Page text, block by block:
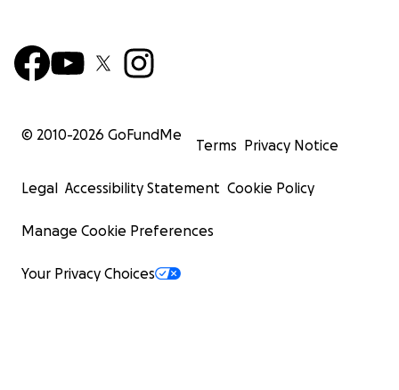
© 2010-2026 GoFundMe
Terms Privacy Notice
Legal Accessibility Statement Cookie Policy
Manage Cookie Preferences
Your Privacy Choices